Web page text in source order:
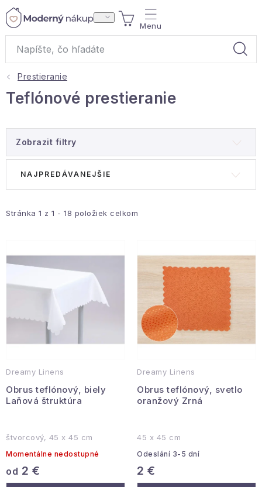
Prejsť
obsah
NÁKUPNÝ
KOŠÍK
Bytové vône
Čaje
Hobby a záhrada
Zdravie a krása
Pre deti
Darčekové poukazy
Sezónne kategórie
Prestieranie
Teflónové prestieranie
Zobrazit filtry
i
r
o
u
t
v
Stránka 1 z 1 - 18 položiek celkom
e
e
p
o
u
t
o
NAJPREDÁVANEJŠIE
Dreamy Linens
Obrus teflónový, biely
Laňová štruktúra
štvorcový, 45 x 45 cm
Momentálne nedostupné
od 2 €
Dreamy Linens
Obrus teflónový, svetlo
oranžový Zrná
45 x 45 cm
Odeslání 3-5 dní
2 €